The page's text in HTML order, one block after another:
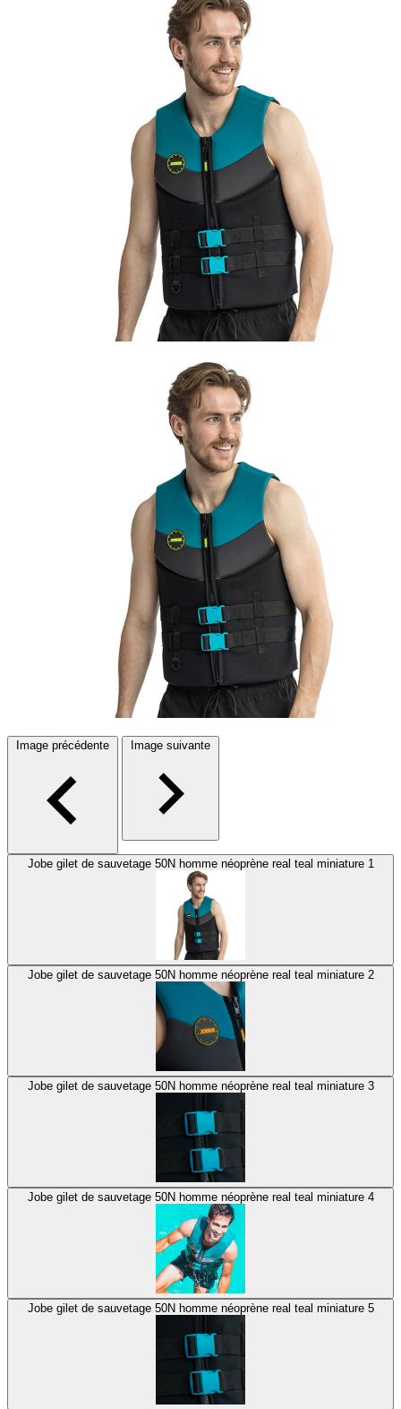
Image précédente Image suivante
Jobe gilet de sauvetage 50N homme néoprène real teal miniature 1
Jobe gilet de sauvetage 50N homme néoprène real teal miniature 2
Jobe gilet de sauvetage 50N homme néoprène real teal miniature 3
Jobe gilet de sauvetage 50N homme néoprène real teal miniature 4
Jobe gilet de sauvetage 50N homme néoprène real teal miniature 5